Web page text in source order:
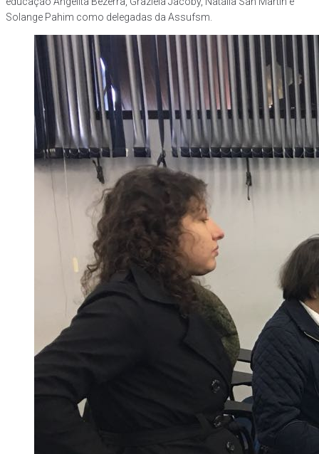
Solange Pahim como delegadas da Assufsm.